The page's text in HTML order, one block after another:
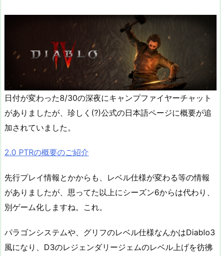
日付が変わった8/30の深夜にキャンプファイヤーチャット
がありましたが、珍しく(?)公式の日本語ページに概要が追
加されていました。
2.0 PTRの概要のご紹介
先行プレイ情報とかからも、レベル仕様が変わる等の情報
がありましたが、思ってた以上にシーズン6からは代わり、
別ゲーム化しますね。これ。
パラゴンシステムや、グリフのレベル仕様なんかはDiablo3
風になり、D3のレジェンダリージェムのレベル上げを彷彿